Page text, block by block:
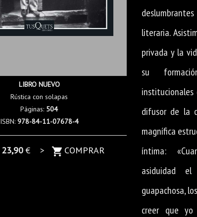
LIBRO NUEVO
Rústica con solapas
Páginas: 504
ISBN: 978-84-11-07678-4
23,90€ > COMPRAR
literaria.
privada y la
su
institucionales
difusor de la
magnífica
íntima:
asiduidad
guapachosa,
creer que yo